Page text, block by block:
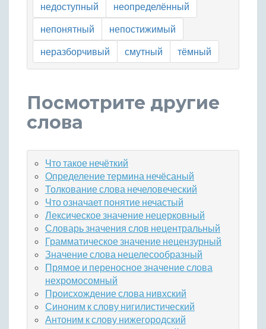
недоступный
неопределённый
непонятный
непостижимый
неразборчивый
смутный тёмный
Посмотрите другие
слова
Что такое нечёткий
Определение термина нечёсаный
Толкование слова нечеловеческий
Что означает понятие нечастый
Лексическое значение нецерковный
Словарь значения слов нецентральный
Грамматическое значение нецензурный
Значение слова нецелесообразный
Прямое и переносное значение слова
нехромосомный
Происхождение слова нивхский
Синоним к слову нигилистический
Антоним к слову нижегородский